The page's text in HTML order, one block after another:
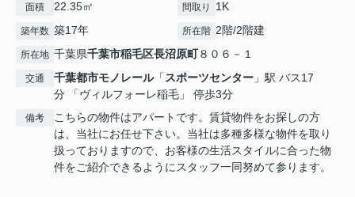
面積 22.35㎡ 間取り 1K
築年数 築17年 所在階 2階/2階建
所在地 千葉県千葉市稲毛区長沼原町８０６－１
交通 千葉都市モノレール「スポーツセンター 」駅 バス17
分 「ヴィルフォーレ稲毛」 停歩3分
備考
こちらの物件はアパートです。賃貸物件をお探しの方
は、当社にお任せ下さい。当社は多種多様な物件を取り
扱っておりますので、お客様の生活スタイルに合った物
件をご紹介できるようにスタッフ一同努めて参ります。